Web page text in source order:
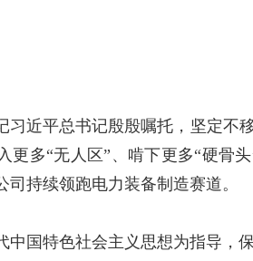
习近平总书记殷殷嘱托，坚定不
更多“无人区”、啃下更多“硬骨
持续领跑电力装备制造赛道。
中国特色社会主义思想为指导，